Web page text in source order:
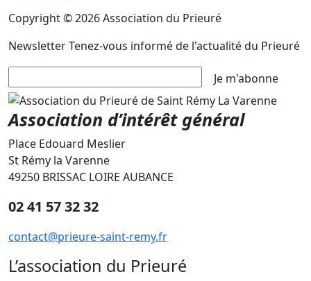
Copyright © 2026 Association du Prieuré
NewsletterTenez-vous informé de l'actualité du Prieuré
Je m'abonne
Association d’intérêt général
Place Edouard Meslier
St Rémy la Varenne
49250 BRISSAC LOIRE AUBANCE
02 41 57 32 32
contact@prieure-saint-remy.fr
L’association du Prieuré